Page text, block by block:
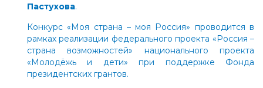
Пастухова.
Конкурс «Моя страна – моя Россия» проводится в
рамках реализации федерального проекта «Россия –
страна возможностей» национального проекта
«Молодёжь и дети» при поддержке Фонда
президентских грантов.